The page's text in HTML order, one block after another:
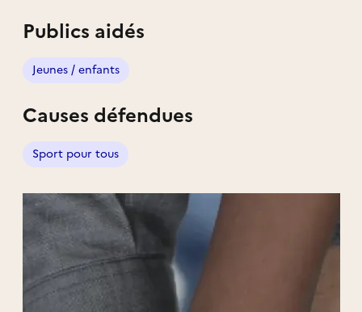
Publics aidés
Jeunes / enfants
Causes défendues
Sport pour tous